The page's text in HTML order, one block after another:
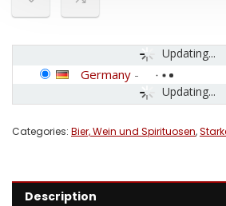
Updating...
Updating...
Germany -
Categories: Bier, Wein und Spirituosen,
Description